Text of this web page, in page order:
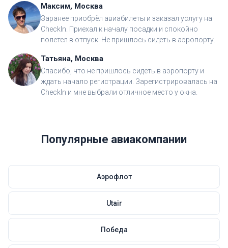
Максим, Москва
Заранее приобрёл авиабилеты и заказал услугу на
CheckIn. Приехал к началу посадки и спокойно
полетел в отпуск. Не пришлось сидеть в аэропорту.
Татьяна, Москва
Спасибо, что не пришлось сидеть в аэропорту и
ждать начало регистрации. Зарегистрировалась на
CheckIn и мне выбрали отличное место у окна.
Популярные авиакомпании
Аэрофлот
Utair
Победа